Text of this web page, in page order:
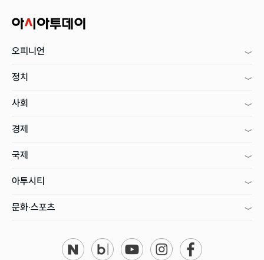
오피니언
정치
사회
경제
국제
아투시티
문화·스포츠